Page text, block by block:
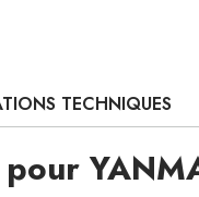
TECHNIQUES